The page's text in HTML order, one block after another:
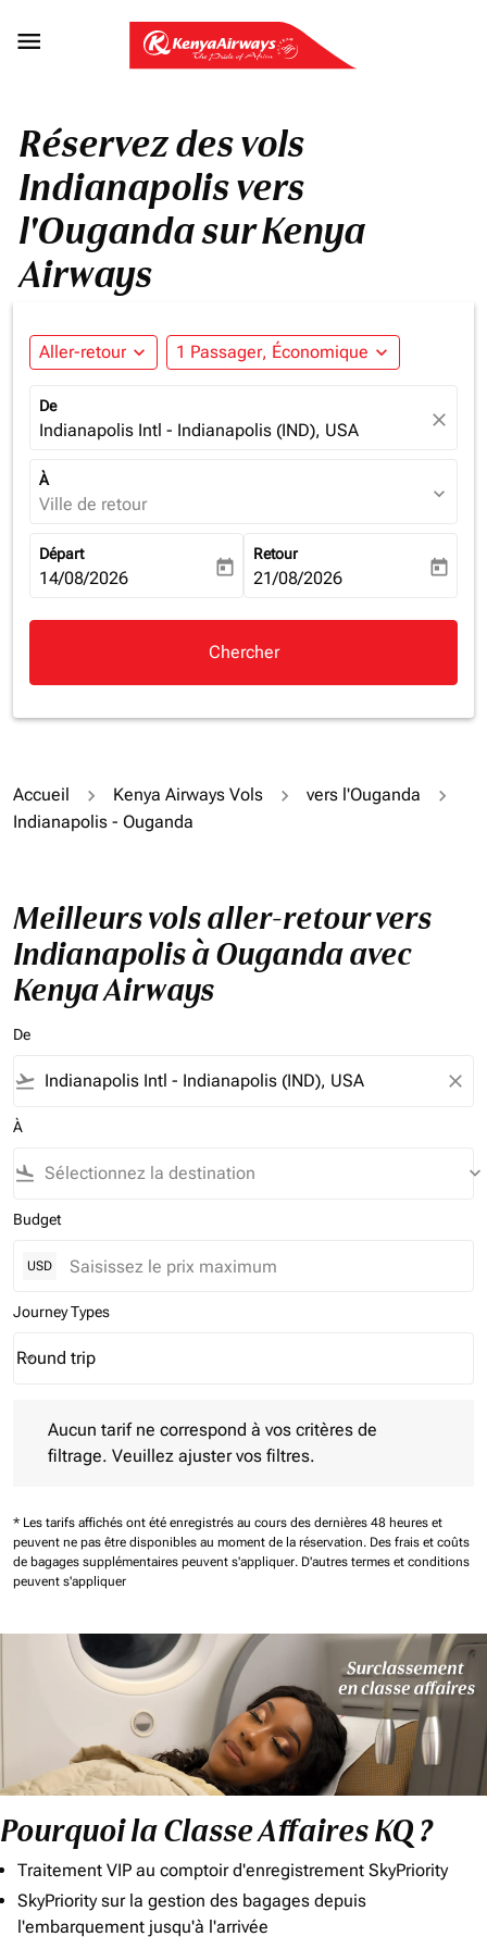

Réservez des vols
Indianapolis vers
l'Ouganda sur Kenya
Airways
Aller-retour expand_more 1 Passager, Économique expand_more
De
Indianapolis Intl - Indianapolis (IND), USA close
À
Ville de retour expand_more
Départ
fc-booking-departure-date-aria-label
14/08/2026 today
Retour
fc-booking-return-date-aria-
21/08/2026 today
Chercher
Accueil Kenya Airways Vols
vers l'Ouganda
Indianapolis - Ouganda
Meilleurs vols aller-retour vers
Indianapolis à Ouganda avec
Kenya Airways
De
flight_takeoff close
À
flight_land keyboard_arrow_down
Budget
USD
Journey Types
Journey Types option Round trip Selected
Round trip
keyboard_arrow_down
Aucun tarif ne correspond à vos critères de
filtrage. Veuillez ajuster vos filtres.
* Les tarifs affichés ont été enregistrés au cours des dernières 48 heures et
peuvent ne pas être disponibles au moment de la réservation. Des frais et coûts
de bagages supplémentaires peuvent s'appliquer. D'autres termes et conditions
peuvent s'appliquer
Pourquoi la Classe Affaires KQ ?
Traitement VIP au comptoir d'enregistrement SkyPriority
SkyPriority sur la gestion des bagages depuis
l'embarquement jusqu'à l'arrivée